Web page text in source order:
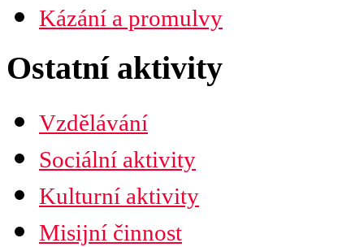
Diecéze
Kázání a promulvy
Ostatní aktivity
Vzdělávání
Sociální aktivity
Kulturní aktivity
Misijní činnost